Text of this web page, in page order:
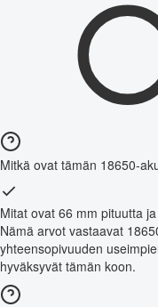
Mitkä ovat tämän 18650-
Mitat ovat 66 mm pituutta
Nämä arvot vastaavat
yhteensopivuuden
hyväksyvät tämän koon.